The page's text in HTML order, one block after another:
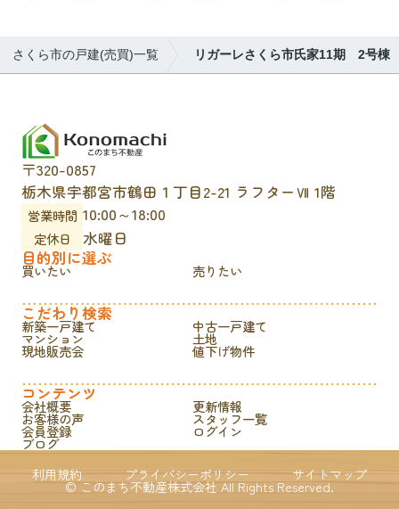
さくら市の戸建(売買)一覧 リガーレさくら市氏家11期 2号棟
〒320-0857
栃木県宇都宮市鶴田１丁目2-21 ラフターⅦ 1階
営業時間 10:00～18:00
定休日
水曜日
目的別に選ぶ
買いたい 売りたい
こだわり検索
新築一戸建て 中古一戸建て
マンション 土地
現地販売会 値下げ物件
コンテンツ
会社概要 更新情報
お客様の声 スタッフ一覧
会員登録 ログイン
ブログ
利用規約
プライバシーポリシー サイトマップ
© このまち不動産株式会社 All Rights Reserved.